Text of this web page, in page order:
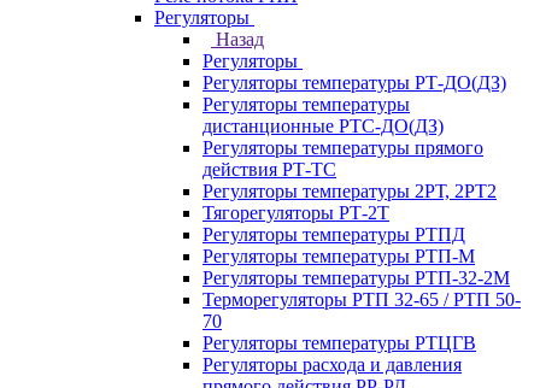
Регуляторы
Назад
Регуляторы
Регуляторы температуры РТ-ДО(ДЗ)
Регуляторы температуры
дистанционные РТС-ДО(ДЗ)
Регуляторы температуры прямого
действия РТ-ТС
Регуляторы температуры 2РТ, 2РT2
Тягорегуляторы РТ-2Т
Регуляторы температуры РТПД
Регуляторы температуры РТП-M
Регуляторы температуры РТП-32-2М
Терморегуляторы РТП 32-65 / РТП 50-
70
Регуляторы температуры РТЦГВ
Регуляторы расхода и давления